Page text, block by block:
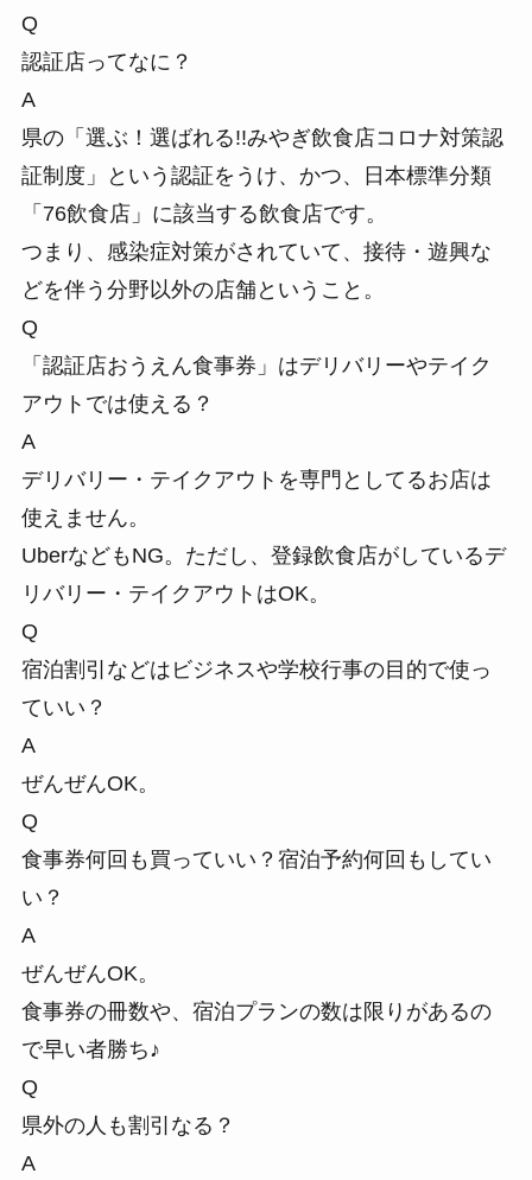
Q
認証店ってなに？
A
県の「選ぶ！選ばれる!!みやぎ飲食店コロナ対策認
証制度」という認証をうけ、かつ、日本標準分類
「76飲食店」に該当する飲食店です。
つまり、感染症対策がされていて、接待・遊興な
どを伴う分野以外の店舗ということ。
Q
「認証店おうえん食事券」はデリバリーやテイク
アウトでは使える？
A
デリバリー・テイクアウトを専門としてるお店は
使えません。
UberなどもNG。ただし、登録飲食店がしているデ
リバリー・テイクアウトはOK。
Q
宿泊割引などはビジネスや学校行事の目的で使っ
ていい？
A
ぜんぜんOK。
Q
食事券何回も買っていい？宿泊予約何回もしてい
い？
A
ぜんぜんOK。
食事券の冊数や、宿泊プランの数は限りがあるの
で早い者勝ち♪
Q
県外の人も割引なる？
A